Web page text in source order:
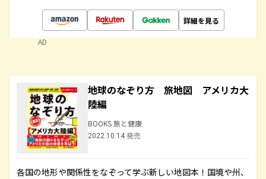
詳細を見る
AD
地球のなぞり方 旅地図 アメリカ大
陸編
BOOKS 旅と健康
2022.10.14 発売
各国の地形や関係性をなぞって学ぶ新しい地図本！国境や州、